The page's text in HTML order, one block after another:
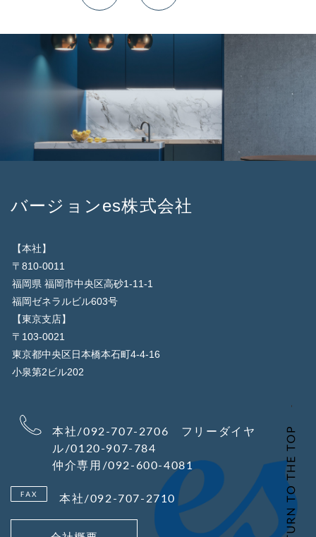
バージョンes株式会社
【本社】
〒810-0011
福岡県 福岡市中央区高砂1-11-1
福岡ゼネラルビル603号
【東京支店】
〒103-0021
東京都中央区日本橋本石町4-4-16
小泉第2ビル202
本社/092-707-2706 フリーダイヤ
ル/0120-907-784
仲介専用/092-600-4081
本社/092-707-2710